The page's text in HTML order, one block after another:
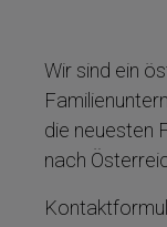
Wir sind ein
die neuesten
nach